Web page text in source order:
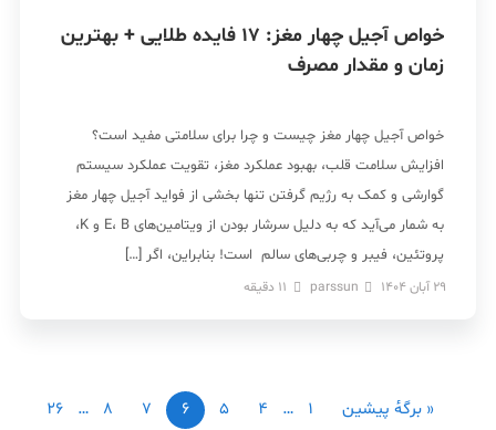
خواص آجیل چهار مغز: 17 فایده طلایی + بهترین
زمان و مقدار مصرف
خواص آجیل چهار مغز چیست و چرا برای سلامتی مفید است؟
افزایش سلامت قلب، بهبود عملکرد مغز، تقویت عملکرد سیستم
گوارشی و کمک به رژیم گرفتن تنها بخشی از فواید آجیل چهار مغز
به شمار می‌آید که به دلیل سرشار بودن از ویتامین‌های E، B و K،
پروتئین، فیبر و چربی‌های سالم است! بنابراین، اگر […]
29 آبان 1404 parssun
11 دقیقه
« برگه‌ٔ پیشین 1
…
4
5
6
7
8
…
26